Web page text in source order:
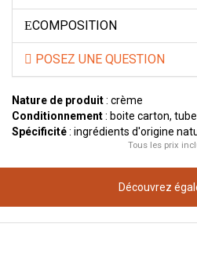
COMPOSITION
POSEZ UNE QUESTION
Nature de produit: crème
Conditionnement: boite carton,
Spécificité: ingrédients d'origine
Tous les prix
Découvrez